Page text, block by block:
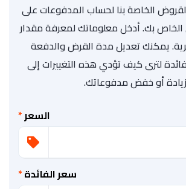
الخاصة بنا لحساب المدفوعات على
بك. أدخل معلوماتك لمعرفة مقدار
يمكنك تعديل مدة القرض والدفعة
لترى كيف تؤدي هذه التغييرات إلى
زيادة أو خفض مدفوعاتك.
السعر*
سعر الفائدة*